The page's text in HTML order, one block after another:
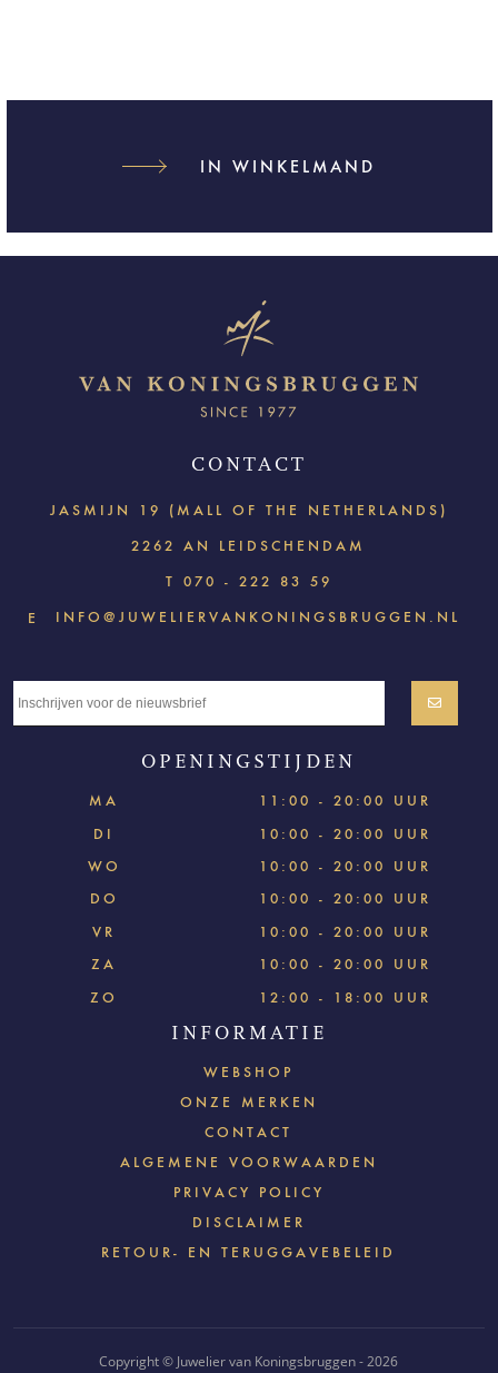
IN WINKELMAND
CONTACT
JASMIJN 19 (MALL OF THE NETHERLANDS)
2262 AN LEIDSCHENDAM
T 070 - 222 83 59
E INFO@JUWELIERVANKONINGSBRUGGEN.NL
OPENINGSTIJDEN
MA
11:00 - 20:00 UUR
DI
10:00 - 20:00 UUR
WO
10:00 - 20:00 UUR
DO
10:00 - 20:00 UUR
VR
10:00 - 20:00 UUR
ZA
10:00 - 20:00 UUR
ZO
12:00 - 18:00 UUR
INFORMATIE
WEBSHOP
ONZE MERKEN
CONTACT
ALGEMENE VOORWAARDEN
PRIVACY POLICY
DISCLAIMER
RETOUR- EN TERUGGAVEBELEID
Copyright © Juwelier van Koningsbruggen - 2026